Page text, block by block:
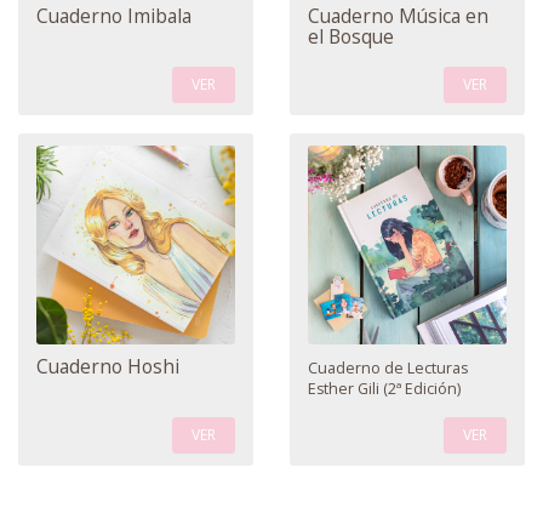
Cuaderno Imibala
VER
Cuaderno Música en
el Bosque
VER
Cuaderno Hoshi
VER
Cuaderno de Lecturas
Esther Gili (2ª Edición)
VER